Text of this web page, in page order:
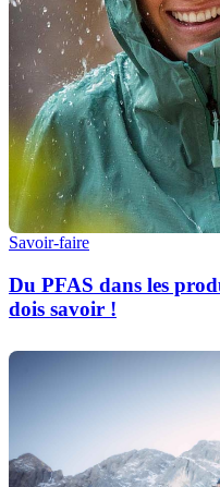
Savoir-faire
Du PFAS dans les
dois savoir !